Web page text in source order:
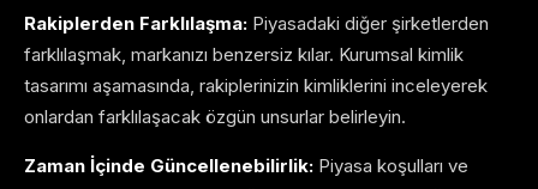
Rakiplerden Farklılaşma: Piyasadaki diğer şirketlerden
farklılaşmak, markanızı benzersiz kılar. Kurumsal kimlik
tasarımı aşamasında, rakiplerinizin kimliklerini inceleyerek
onlardan farklılaşacak özgün unsurlar belirleyin.
Zaman İçinde Güncellenebilirlik: Piyasa koşulları ve